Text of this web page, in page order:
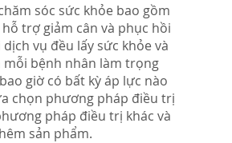
sóc sức khỏe bao gồm
hỗ trợ giảm cân và phục hồi
vụ đều lấy sức khỏe và
mỗi bệnh nhân làm trọng
giờ có bất kỳ áp lực nào
chọn phương pháp điều trị
pháp điều trị khác và
sản phẩm.